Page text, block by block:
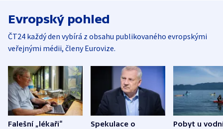
Evropský pohled
ČT24 každý den vybírá z obsahu publikovaného evropskými
veřejnými médii, členy Eurovize.
Falešní „lékaři“
Spekulace o
Pobyt u